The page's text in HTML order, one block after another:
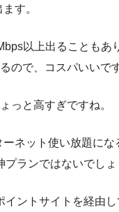
す。
以上出ることもあ
ので、コスパいいです
っと高すぎですね。
ネット使い放題にな
プランではないでしょ
イントサイトを経由